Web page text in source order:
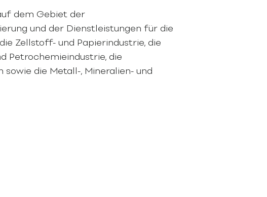
dem Gebiet der
und der Dienstleistungen für die
Zellstoff- und Papierindustrie, die
Petrochemieindustrie, die
die Metall-, Mineralien- und